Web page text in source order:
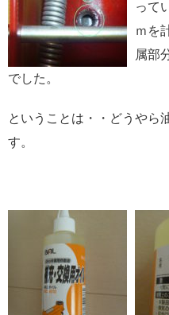
って
ｍを
属部
でした。
ということは・・どうやら
す。